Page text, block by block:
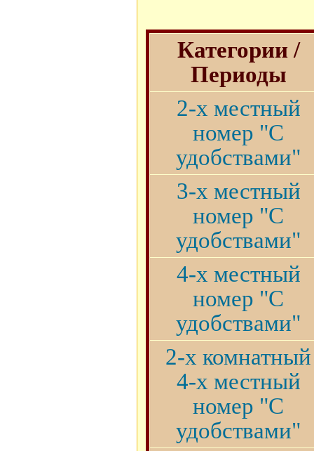
Категории /
Периоды
2-х местный
номер "С
удобствами"
3-х местный
номер "С
удобствами"
4-х местный
номер "С
удобствами"
2-х комнатный
4-х местный
номер "С
удобствами"